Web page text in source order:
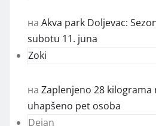
на Akva park Doljevac:
subotu 11. juna
Zoki
на Zaplenjeno 28 kilograma
uhapšeno pet osoba
Dejan